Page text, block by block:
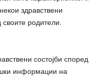
здравствени
своите родители.
состојби според
информации на